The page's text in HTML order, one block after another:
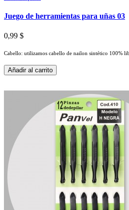
Juego de herramientas para uñas 03
0,99 $
Cabello: utilizamos cabello de nailon sintético 100%
Añadir al carrito